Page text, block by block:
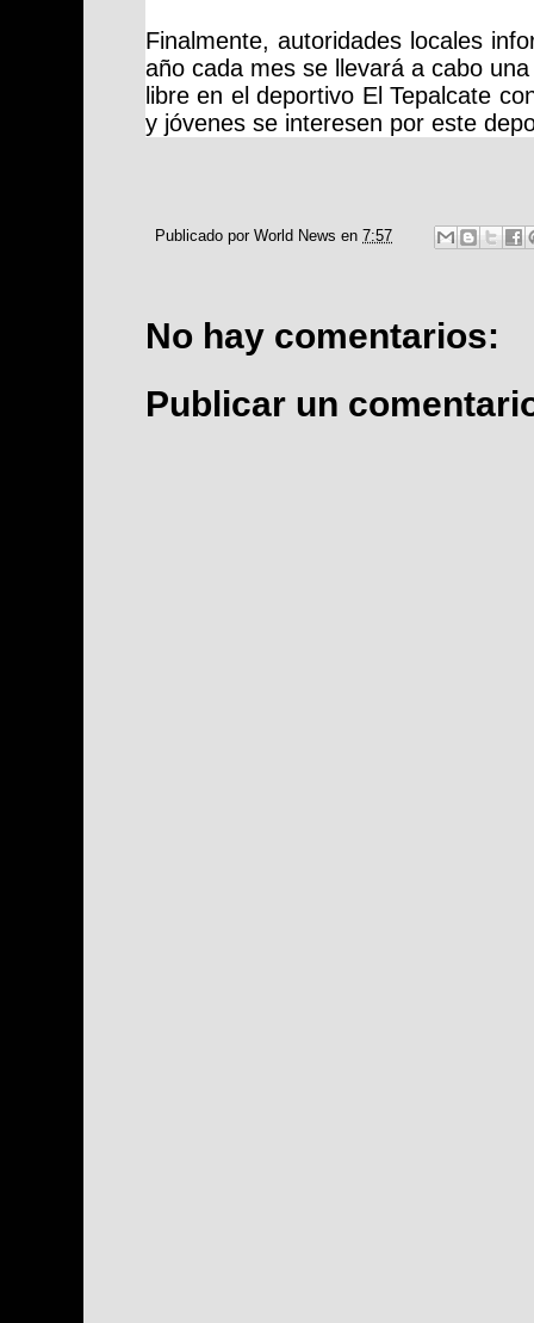
Finalmente, autoridades locales
año cada mes se llevará a cabo
libre en el deportivo El Tepalcate
y jóvenes se interesen por este
Publicado por World News en 7:57
No hay comentarios:
Publicar un